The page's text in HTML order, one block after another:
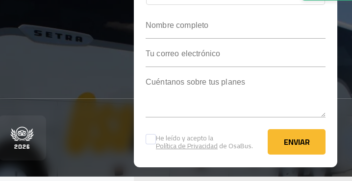
He leído y acepto la
Política de Privacidadde OsaBus. ENVIAR
ENVIAR